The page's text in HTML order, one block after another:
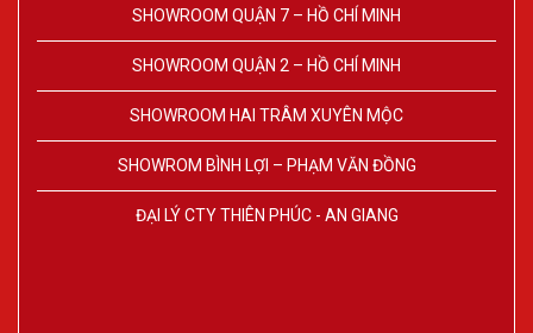
SHOWROOM QUẬN 7 – HỒ CHÍ MINH
SHOWROOM QUẬN 2 – HỒ CHÍ MINH
SHOWROOM HAI TRÂM XUYÊN MỘC
SHOWROM BÌNH LỢI – PHẠM VĂN ĐỒNG
ĐẠI LÝ CTY THIÊN PHÚC - AN GIANG